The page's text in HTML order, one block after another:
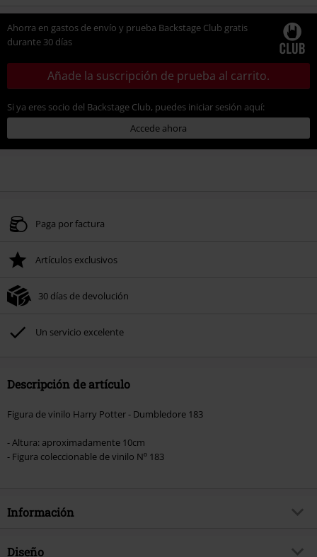
Ahorra en gastos de envío y prueba Backstage Club gratis
durante 30 días
Añade la suscripción de prueba al carrito.
Si ya eres socio del Backstage Club, puedes iniciar sesión aquí:
Accede ahora
Paga por factura
Artículos exclusivos
30 días de devolución
Un servicio excelente
Descripción de artículo
Figura de vinilo Harry Potter - Dumbledore 183
- Altura: aproximadamente 10cm
- Figura coleccionable de vinilo Nº 183
Información
Artículo no.
Diseño